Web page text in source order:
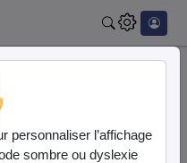
personnaliser l’affichage
sombre ou dyslexie